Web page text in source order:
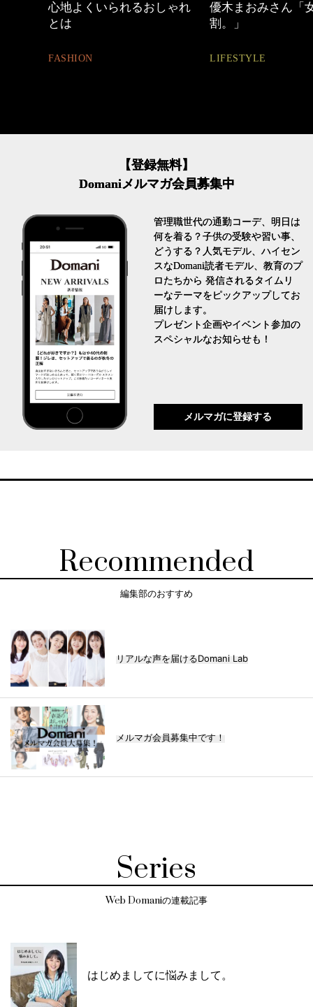
優木まおみさん「女の時間
割。」
LIFESTYLE
【ワーママの
ュアル通勤】
FASHION
【登録無料】
Domaniメルマガ会員募集中
管理職世代の通勤コーデ、明日は
何を着る？子供の受験や習い事、
どうする？人気モデル、ハイセン
スなDomani読者モデル、教育のプ
ロたちから 発信されるタイムリ
ーなテーマをピックアップしてお
届けします。
プレゼント企画やイベント参加の
スペシャルなお知らせも！
メルマガに登録する
Recommended
編集部のおすすめ
リアルな声を届けるDomani Lab
メルマガ会員募集中です！
Series
Web Domaniの連載記事
はじめましてに悩みまして。